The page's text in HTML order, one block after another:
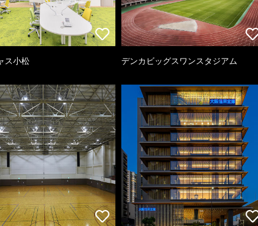
ス小松 デンカビッグスワンスタジアム